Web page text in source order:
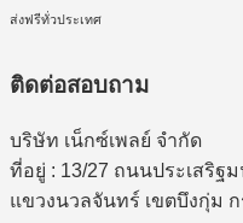
ส่งฟรีทั่วประเทศ
ติดต่อสอบถาม
บริษัท เน็กซ์เพลย์ จำกัด
ที่อยู่ : 13/27 ถนนประเสริฐ
แขวงนวลจันทร์ เขตบึงกุ่ม